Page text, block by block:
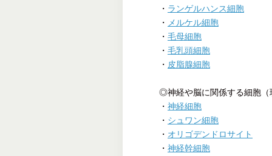
・ ランゲルハンス細胞
・ メルケル細胞
・ 毛母細胞
・ 毛乳頭細胞
・ 皮脂腺細胞
◎神経や脳に関係する細胞（
・ 神経細胞
・ シュワン細胞
・ オリゴデンドロサイト
・ 神経幹細胞